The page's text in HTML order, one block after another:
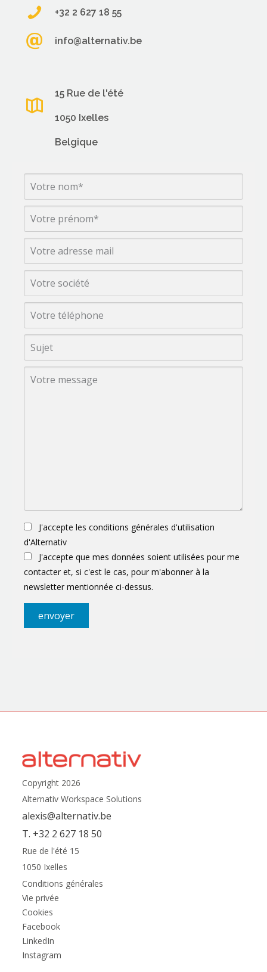
téléphone
+32 2 627 18 55
15 Rue de l'été
1050 Ixelles
Belgique
J'accepte les conditions générales d'utilisation
d'Alternativ
J'accepte que mes données soient utilisées pour me
contacter et, si c'est le cas, pour m'abonner à la
newsletter mentionnée ci-dessus.
Copyright 2026
Alternativ Workspace Solutions
alexis@alternativ.be
T. +32 2 627 18 50
Rue de l'été 15
1050 Ixelles
Conditions générales
Vie privée
Cookies
Facebook